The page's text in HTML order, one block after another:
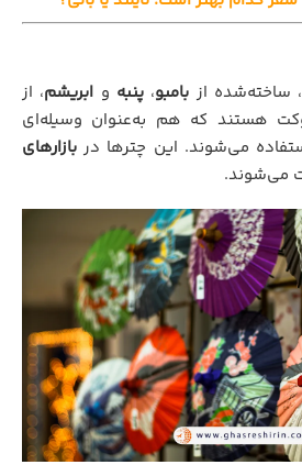
، ساخته‌شده از بامبو، پنبه و ابریشم، از
هستند که هم به‌عنوان وسیله‌ای
می‌شوند. این چترها در بازارهای
می‌شوند.